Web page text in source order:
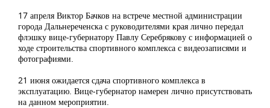
17 апреля Виктор Бачков на встрече местной администрации
города Дальнереченска с руководителями края лично передал
флэшку вице-губернатору Павлу Серебрякову с информацией о
ходе строительства спортивного комплекса с видеозаписями и
фотографиями.
21 июня ожидается сдача спортивного комплекса в
эксплуатацию. Вице-губернатор намерен лично присутствовать
на данном мероприятии.